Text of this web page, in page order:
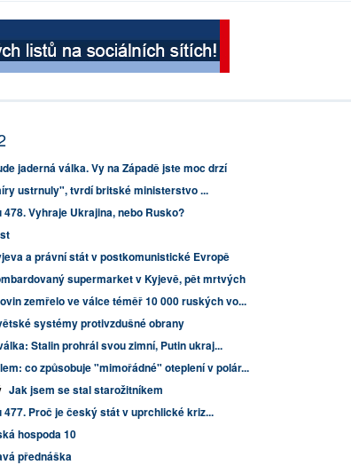
jaderná válka. Vy na Západě jste moc drzí
ustrnuly", tvrdí britské ministerstvo ...
Vyhraje Ukrajina, nebo Rusko?
a právní stát v postkomunistické Evropě
supermarket v Kyjevě, pět mrtvých
zemřelo ve válce téměř 10 000 ruských vo...
systémy protivzdušné obrany
Stalin prohrál svou zimní, Putin ukraj...
co způsobuje "mimořádné" oteplení v polár...
Jak jsem se stal starožitníkem
Proč je český stát v uprchlické kriz...
hospoda 10
přednáška